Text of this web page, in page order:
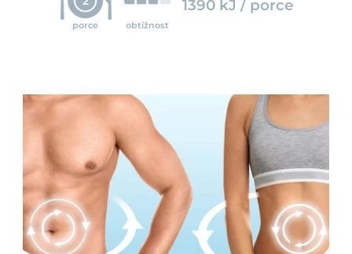
porce obtížnost
1390 kJ / porce